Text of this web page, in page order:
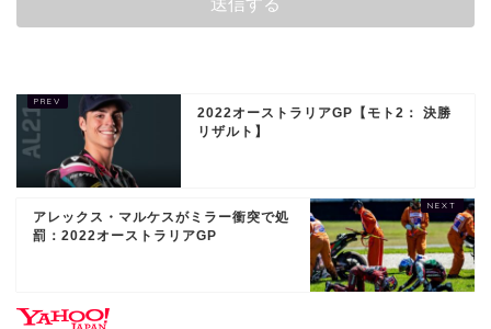
2022オーストラリアGP【モト2： 決勝
リザルト】
アレックス・マルケスがミラー衝突で処
罰：2022オーストラリアGP